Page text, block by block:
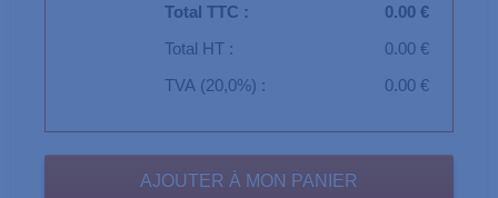
Total TTC :
0.00 €
Total HT :
0.00 €
TVA (20,0%) :
0.00 €